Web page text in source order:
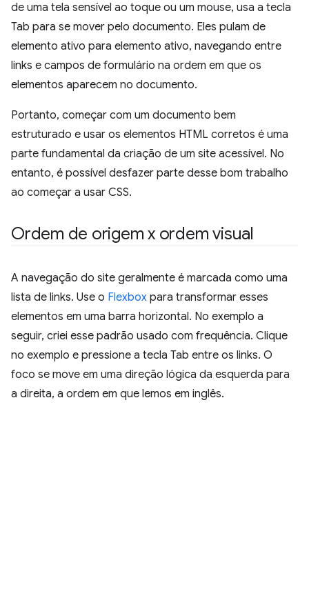
de uma tela sensível ao toque ou um mouse, usa a tecla
Tab para se mover pelo documento. Eles pulam de
elemento ativo para elemento ativo, navegando entre
links e campos de formulário na ordem em que os
elementos aparecem no documento.
Portanto, começar com um documento bem
estruturado e usar os elementos HTML corretos é uma
parte fundamental da criação de um site acessível. No
entanto, é possível desfazer parte desse bom trabalho
ao começar a usar CSS.
Ordem de origem x ordem visual
A navegação do site geralmente é marcada como uma
lista de links. Use o Flexbox para transformar esses
elementos em uma barra horizontal. No exemplo a
seguir, criei esse padrão usado com frequência. Clique
no exemplo e pressione a tecla Tab entre os links. O
foco se move em uma direção lógica da esquerda para
a direita, a ordem em que lemos em inglês.